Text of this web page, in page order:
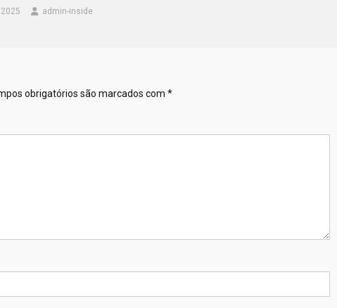
admin-inside
obrigatórios são marcados com *